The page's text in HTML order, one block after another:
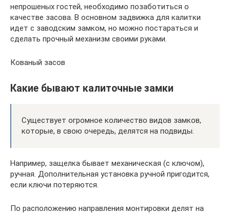
непрошеных гостей, необходимо позаботиться о
качестве засова. В основном задвижка для калитки
идет с заводским замком, но можно постараться и
сделать прочный механизм своими руками.
Кованый засов
Какие бывают калиточные замки
Существует огромное количество видов замков,
которые, в свою очередь, делятся на подвиды.
Например, защелка бывает механическая (с ключом),
ручная. Дополнительная установка ручной пригодится,
если ключи потеряются.
По расположению направления монтировки делят на